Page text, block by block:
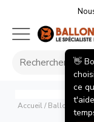
NBA
Accueil/ Ballons de
👋
ce